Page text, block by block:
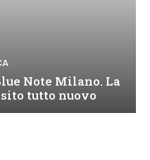
Note Milano. La
tutto nuovo